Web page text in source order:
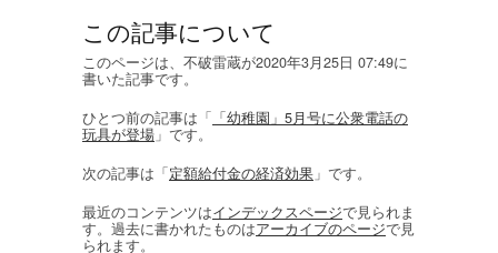
この記事について
このページは、不破雷蔵が2020年3月25日 07:49に
書いた記事です。
ひとつ前の記事は「 「幼稚園」5月号に公衆電話の
玩具が登場 」です。
次の記事は「定額給付金の経済効果 」です。
最近のコンテンツはインデックスページで見られま
す。過去に書かれたものはアーカイブのページで見
られます。